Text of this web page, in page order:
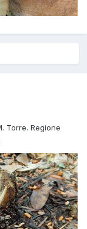
Torre. Regione